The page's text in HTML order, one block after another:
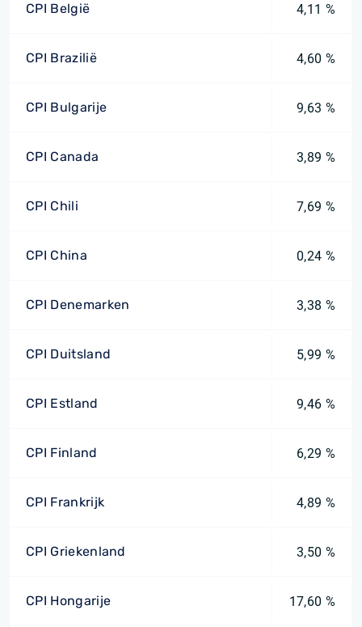
CPI België 4,11 %
CPI Brazilië 4,60 %
CPI Bulgarije 9,63 %
CPI Canada 3,89 %
CPI Chili 7,69 %
CPI China 0,24 %
CPI Denemarken 3,38 %
CPI Duitsland 5,99 %
CPI Estland 9,46 %
CPI Finland 6,29 %
CPI Frankrijk 4,89 %
CPI Griekenland 3,50 %
CPI Hongarije 17,60 %